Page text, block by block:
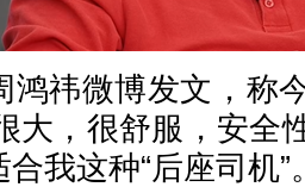
祎微博发文，称
大，很舒服，安全
我这种“后座司机”